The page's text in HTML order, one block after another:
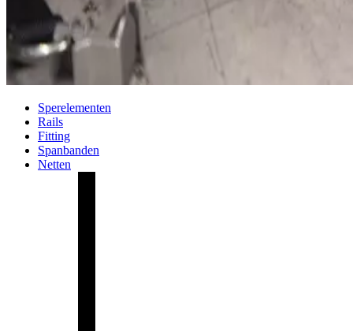
Sperelementen
Rails
Fitting
Spanbanden
Netten